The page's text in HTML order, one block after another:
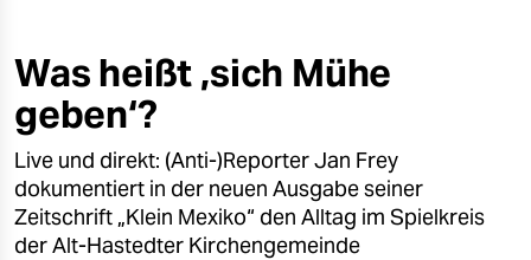
öko
gesellschaft
kultur
sport
Was heißt ‚sich Mühe
geben‘?
Live und direkt: (Anti-)Reporter Jan Frey
dokumentiert in der neuen Ausgabe seiner
Zeitschrift „Klein Mexiko“ den Alltag im Spielkreis
der Alt-Hastedter Kirchengemeinde